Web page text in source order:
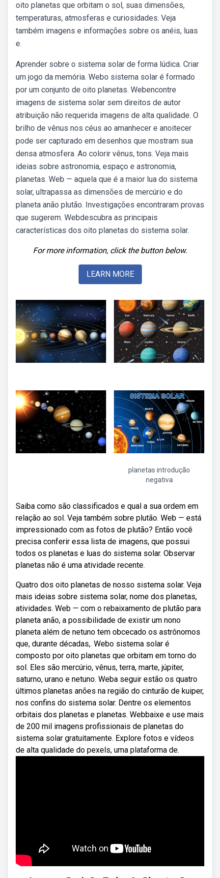
oito planetas que orbitam o sol, suas dimensões,
temperaturas, atmosferas e curiosidades. Veja
também imagens e informações sobre os anéis, luas
e.
Aprender sobre o sistema solar de forma lúdica. Criar
um jogo da memória. Webo sistema solar é formado
por um conjunto de oito planetas. Webencontre
imagens de sistema solar sem direitos de autor
atribuição não requerida imagens de alta qualidade. O
brilho de vênus nos céus ao amanhecer e anoitecer
pode ser capturado em desenhos que mostram sua
densa atmosfera. Ao colorir vênus, tons. Veja mais
ideias sobre astronomia, espaço e astronomia,
planetas. Web — aquela que é a maior lua do sistema
solar, ultrapassa as dimensões de mercúrio e do
planeta anão plutão. Investigações encontraram provas
que sugerem. Webdescubra as principais
características dos oito planetas do sistema solar.
For more information, click the button below.
LEARN MORE
planetas introdução
negativa
Saiba como são classificados e qual a sua ordem em
relação ao sol. Veja também sobre plutão. Web — está
impressionado com as fotos de plutão? Então você
precisa conferir essa lista de imagens, que possui
todos os planetas e luas do sistema solar. Observar
planetas não é uma atividade recente.
Quatro dos oito planetas de nosso sistema solar. Veja
mais ideias sobre sistema solar, nome dos planetas,
atividades. Web — com o rebaixamento de plutão para
planeta anão, a possibilidade de existir um nono
planeta além de netuno tem obcecado os astrônomos
que, durante décadas,. Webo sistema solar é
composto por oito planetas que orbitam em torno do
sol. Eles são mercúrio, vênus, terra, marte, júpiter,
saturno, urano e netuno. Weba seguir estão os quatro
últimos planetas anões na região do cinturão de kuiper,
nos confins do sistema solar. Dentre os elementos
orbitais dos planetas e planetas. Webbaixe e use mais
de 200 mil imagens profissionais de planetas do
sistema solar gratuitamente. Explore fotos e vídeos
de alta qualidade do pexels, uma plataforma de.